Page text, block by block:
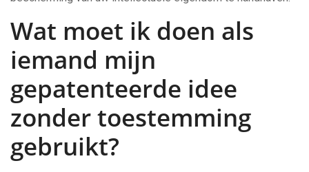
Wat moet ik doen als
iemand mijn
gepatenteerde idee
zonder toestemming
gebruikt?